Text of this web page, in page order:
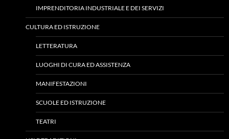
IMPRENDITORIA INDUSTRIALE E DEI SERVIZI
CULTURA ED ISTRUZIONE
LETTERATURA
LUOGHI DI CURA ED ASSISTENZA
MANIFESTAZIONI
SCUOLE ED ISTRUZIONE
TEATRI